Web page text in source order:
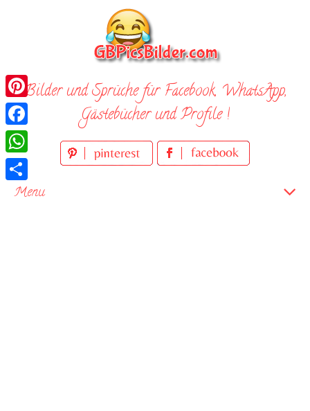
Bilder und Sprüche für Facebook, WhatsApp,
Gästebücher und Profile !
Menu
Pinterest
Facebook
WhatsApp
Teilen